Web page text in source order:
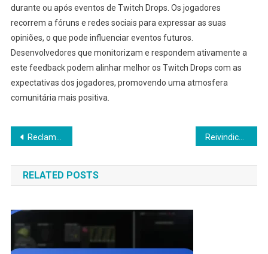
durante ou após eventos de Twitch Drops. Os jogadores
recorrem a fóruns e redes sociais para expressar as suas
opiniões, o que pode influenciar eventos futuros.
Desenvolvedores que monitorizam e respondem ativamente a
este feedback podem alinhar melhor os Twitch Drops com as
expectativas dos jogadores, promovendo uma atmosfera
comunitária mais positiva.
Post
navigation
Reclamações de Presentes de Escape From Tarkov: Discussões da Comunidade, Fóruns, Dicas dos Jogadores Reivindicações de Presentes de Escape From Tarkov: Recompensas elegíveis, Prazos para reivindicação, Instruções para utilizadores
RELATED POSTS